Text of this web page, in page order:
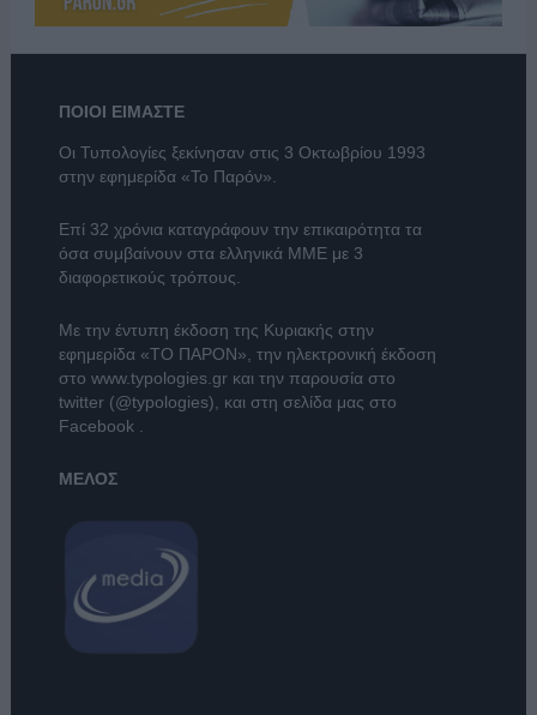
ΠΟΙΟΙ ΕΙΜΑΣΤΕ
Οι Τυπολογίες ξεκίνησαν στις 3 Οκτωβρίου 1993
στην εφημερίδα «Το Παρόν».
Επί 32 χρόνια καταγράφουν την επικαιρότητα τα
όσα συμβαίνουν στα ελληνικά ΜΜΕ με 3
διαφορετικούς τρόπους.
Με την έντυπη έκδοση της Κυριακής στην
εφημερίδα «ΤΟ ΠΑΡΟΝ» , την ηλεκτρονική έκδοση
στο www.typologies.grκαι την παρουσία στο
twitter (@typologies) , και στη σελίδα μας στο
Facebook
ΜΕΛΟΣ